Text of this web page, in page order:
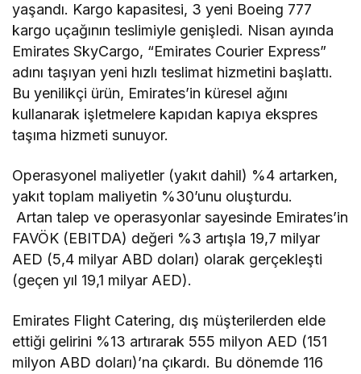
yaşandı. Kargo kapasitesi, 3 yeni Boeing 777
kargo uçağının teslimiyle genişledi. Nisan ayında
Emirates SkyCargo, “Emirates Courier Express”
adını taşıyan yeni hızlı teslimat hizmetini başlattı.
Bu yenilikçi ürün, Emirates’in küresel ağını
kullanarak işletmelere kapıdan kapıya ekspres
taşıma hizmeti sunuyor.
Operasyonel maliyetler (yakıt dahil) %4 artarken,
yakıt toplam maliyetin %30’unu oluşturdu.
Artan talep ve operasyonlar sayesinde Emirates’in
FAVÖK (EBITDA) değeri %3 artışla 19,7 milyar
AED (5,4 milyar ABD doları) olarak gerçekleşti
(geçen yıl 19,1 milyar AED).
Emirates Flight Catering, dış müşterilerden elde
ettiği gelirini %13 artırarak 555 milyon AED (151
milyon ABD doları)’na çıkardı. Bu dönemde 116